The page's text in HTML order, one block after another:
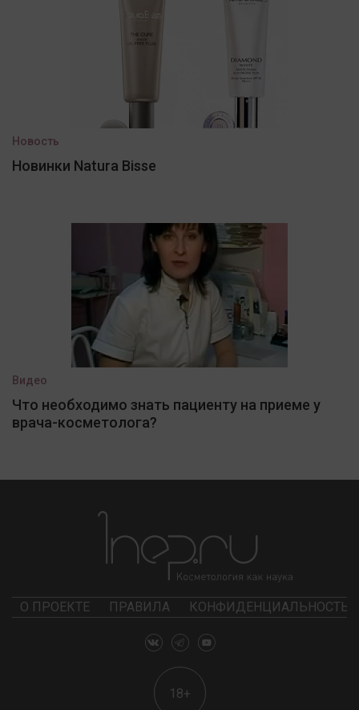
Новость
Новинки Natura Bisse
Видео
Что необходимо знать пациенту на приеме у
врача-косметолога?
О ПРОЕКТЕ ПРАВИЛА КОНФИДЕНЦИАЛЬНОСТЬ
18+